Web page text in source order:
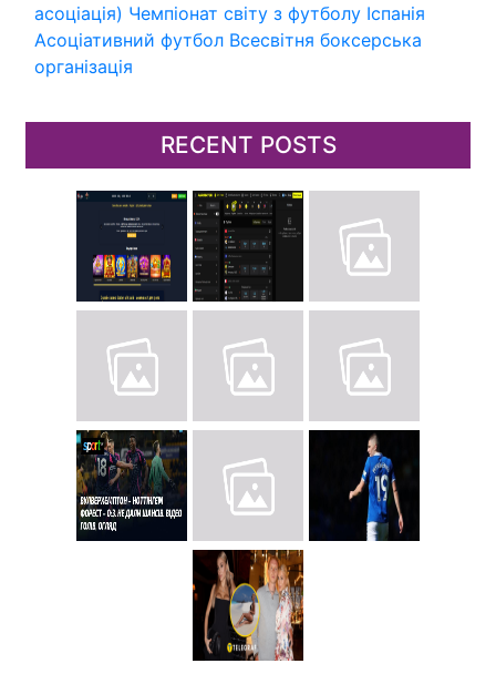
асоціація) Чемпіонат світу з футболу Іспанія
Асоціативний футбол Всесвітня боксерська
організація
RECENT POSTS